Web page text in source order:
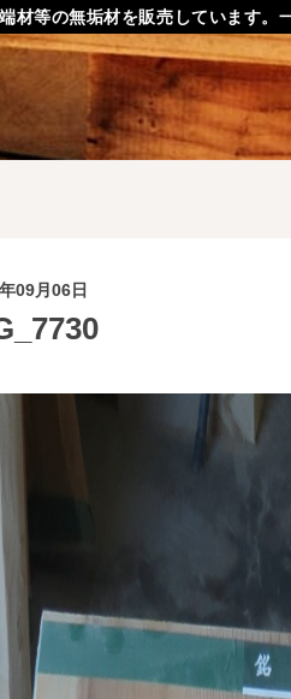
材等の無垢材を販売しています。
09月06日